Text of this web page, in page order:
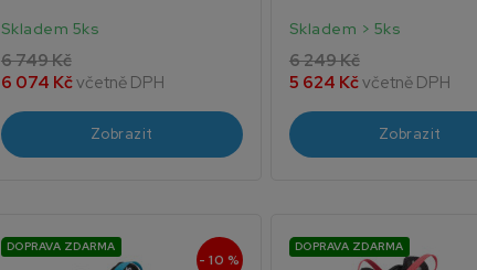
Skladem 5ks
6 749 Kč
6 074 Kčvčetně DPH
Zobrazit
Skladem > 5ks
6 249 Kč
5 624 Kčvčetně DPH
Zobrazit
DOPRAVA ZDARMA
- 10 %
DOPRAVA ZDARMA